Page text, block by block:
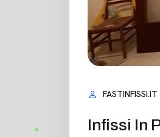
FASTINFISSI.IT
Infissi In